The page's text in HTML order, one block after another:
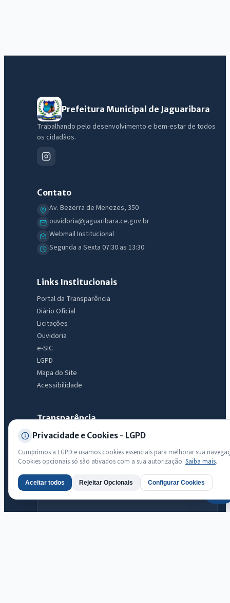
Prefeitura Municipal de Jaguaribara
Trabalhando pelo desenvolvimento e bem-estar de todos
os cidadãos.
Contato
Av. Bezerra de Menezes, 350
ouvidoria@jaguaribara.ce.gov.br
Webmail Institucional
Segunda a Sexta 07:30 as 13:30
Links Institucionais
Portal da Transparência
Diário Oficial
Licitações
Ouvidoria
e-SIC
LGPD
Mapa do Site
Acessibilidade
Transparência
Radar da Transparência Pública
Índice de transparência
Privacidade e Cookies - LGPD
Cumprimos a LGPD e usamos cookies essenciais para melhorar sua
Cookies opcionais só são ativados com a sua autorização. Saiba mais.
Aceitar todos Rejeitar Opcionais Configurar Cookies
IntGest AI
Assistente do Portal